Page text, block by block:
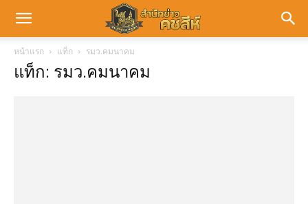
หน้าแรก แท็ก รมว.คมนาคม
แท็ก: รมว.คมนาคม